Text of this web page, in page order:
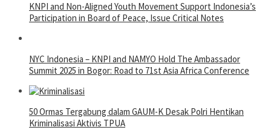
KNPI and Non-Aligned Youth Movement Support Indonesia’s
Participation in Board of Peace, Issue Critical Notes
NYC Indonesia – KNPI and NAMYO Hold The Ambassador
Summit 2025 in Bogor: Road to 71st Asia Africa Conference
50 Ormas Tergabung dalam GAUM-K Desak Polri Hentikan
Kriminalisasi Aktivis TPUA